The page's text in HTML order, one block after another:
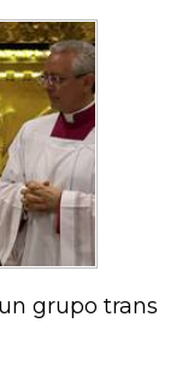
grupo trans